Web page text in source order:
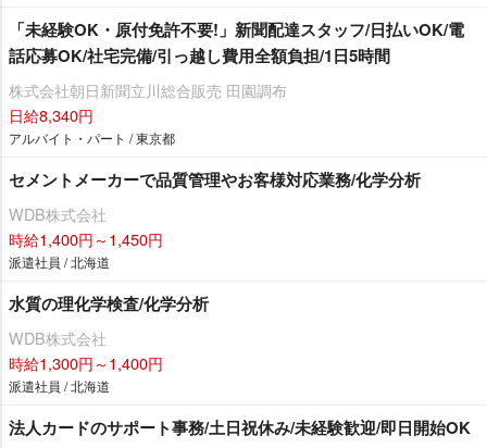
「未経験OK・原付免許不要!」新聞配達スタッフ/日払いOK/電
話応募OK/社宅完備/引っ越し費用全額負担/1日5時間
株式会社朝日新聞立川総合販売 田園調布
日給8,340円
アルバイト・パート / 東京都
セメントメーカーで品質管理やお客様対応業務/化学分析
WDB株式会社
時給1,400円～1,450円
派遣社員 / 北海道
水質の理化学検査/化学分析
WDB株式会社
時給1,300円～1,400円
派遣社員 / 北海道
法人カードのサポート事務/土日祝休み/未経験歓迎/即日開始OK